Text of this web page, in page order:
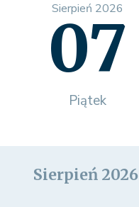
Sierpień 2026
07
Piątek
Sierpień 2026